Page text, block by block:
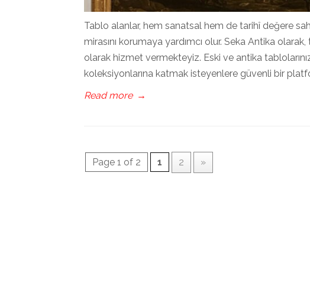
Tablo alanlar, hem sanatsal hem de tarihî değere
mirasını korumaya yardımcı olur. Seka Antika
olarak hizmet vermekteyiz. Eski ve antika
koleksiyonlarına katmak isteyenlere güvenli bir
Read more →
Page 1 of 2 1 2 »